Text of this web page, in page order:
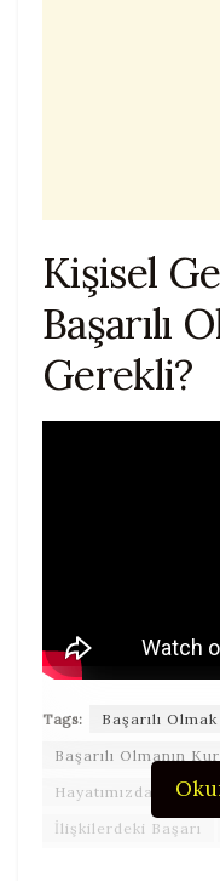
Kişisel
Başarılı
Gerekli?
Tags:
Başarılı
Başarılı Olmanın
Hayatımızdaki
İlişkilerdeki Başarı